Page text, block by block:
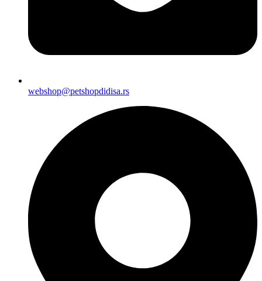
webshop@petshopdidisa.rs